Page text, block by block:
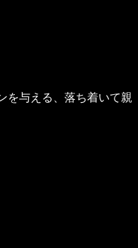
を与える、落ち着いて親